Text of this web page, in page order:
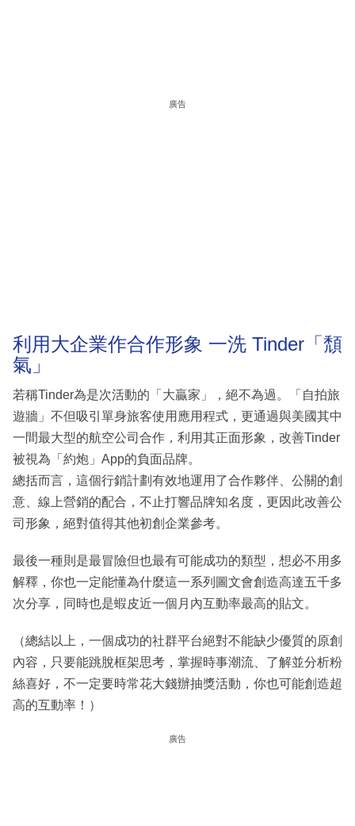
廣告
利用大企業作合作形象 一洗 Tinder「頹
氣」
若稱Tinder為是次活動的「大贏家」，絕不為過。「自拍旅
遊牆」不但吸引單身旅客使用應用程式，更通過與美國其中
一間最大型的航空公司合作，利用其正面形象，改善Tinder
被視為「約炮」App的負面品牌。
總括而言，這個行銷計劃有效地運用了合作夥伴、公關的創
意、線上營銷的配合，不止打響品牌知名度，更因此改善公
司形象，絕對值得其他初創企業參考。
最後一種則是最冒險但也最有可能成功的類型，想必不用多
解釋，你也一定能懂為什麼這一系列圖文會創造高達五千多
次分享，同時也是蝦皮近一個月內互動率最高的貼文。
（總結以上，一個成功的社群平台絕對不能缺少優質的原創
內容，只要能跳脫框架思考，掌握時事潮流、了解並分析粉
絲喜好，不一定要時常花大錢辦抽獎活動，你也可能創造超
高的互動率！）
廣告